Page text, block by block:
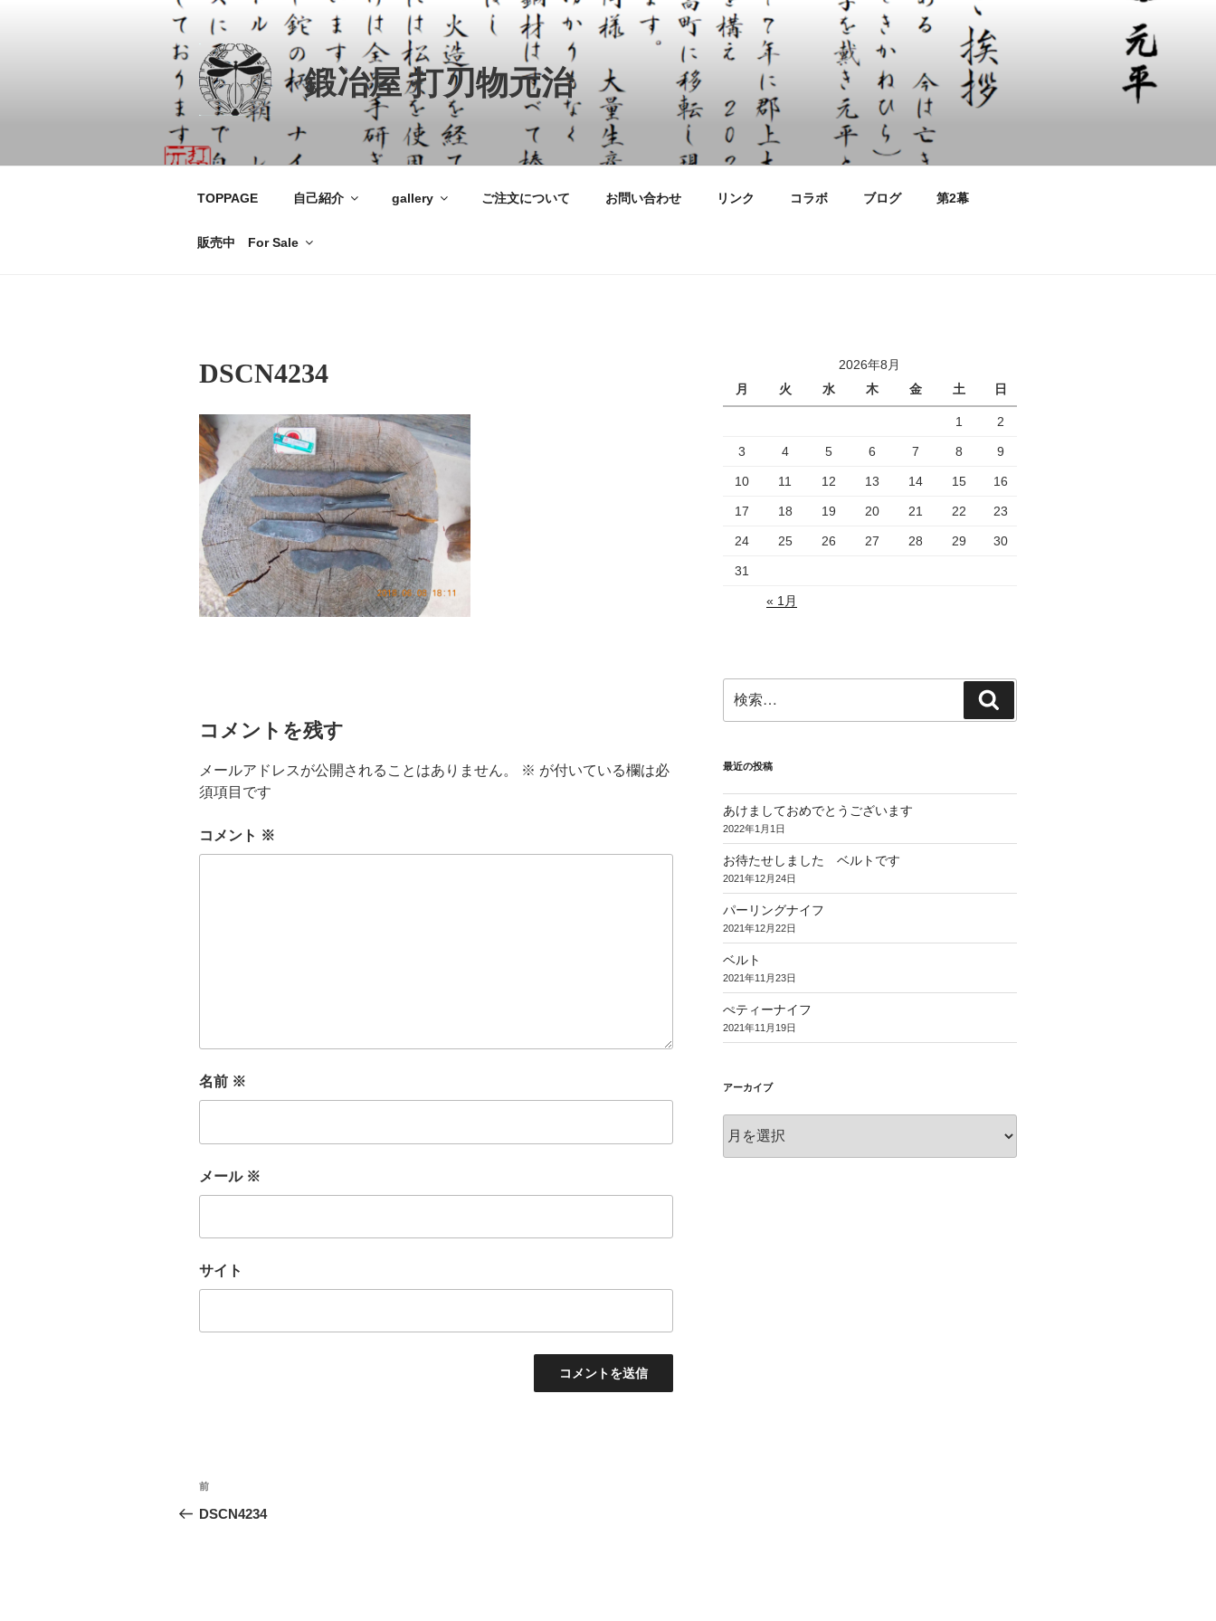
鍛冶屋 打刃物元治
TOPPAGE 自己紹介 gallery ご注文について お問い合わせ リンク コラボ ブログ 第2幕
販売中 For Sale
DSCN4234
コメントを残す
メールアドレスが公開されることはありません。 ※ が付いている欄は必
須項目です
コメント ※
名前 ※
メール ※
サイト
投
稿
前
の
前
DSCN4234
2026年8月
月
火 水 木 金 土 日
1 2
3 4 5 6 7 8 9
10 11 12 13 14 15 16
17 18 19 20 21 22 23
24 25 26 27 28 29 30
31
« 1月
索:
索
最近の投稿
あけましておめでとうございます
2022年1月1日
お待たせしました ベルトです
2021年12月24日
パーリングナイフ
2021年12月22日
ベルト
2021年11月23日
ぺティーナイフ
2021年11月19日
アーカイブ
ー